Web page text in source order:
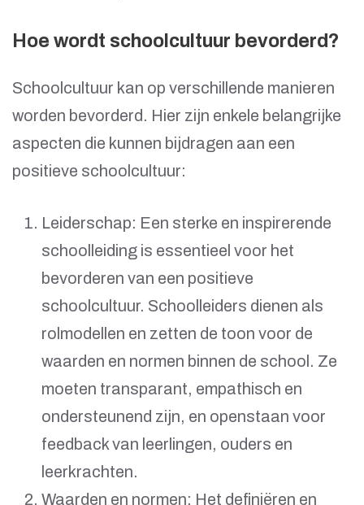
Hoe wordt schoolcultuur bevorderd?
Schoolcultuur kan op verschillende manieren
worden bevorderd. Hier zijn enkele belangrijke
aspecten die kunnen bijdragen aan een
positieve schoolcultuur:
Leiderschap: Een sterke en inspirerende
schoolleiding is essentieel voor het
bevorderen van een positieve
schoolcultuur. Schoolleiders dienen als
rolmodellen en zetten de toon voor de
waarden en normen binnen de school. Ze
moeten transparant, empathisch en
ondersteunend zijn, en openstaan voor
feedback van leerlingen, ouders en
leerkrachten.
Waarden en normen: Het definiëren en